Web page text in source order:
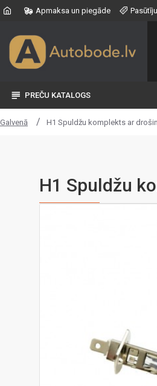
Apmaksa un piegāde
PREČU KATALOGS
Galvenā H1 Spuldžu komplekts ar
H1 Spuldžu